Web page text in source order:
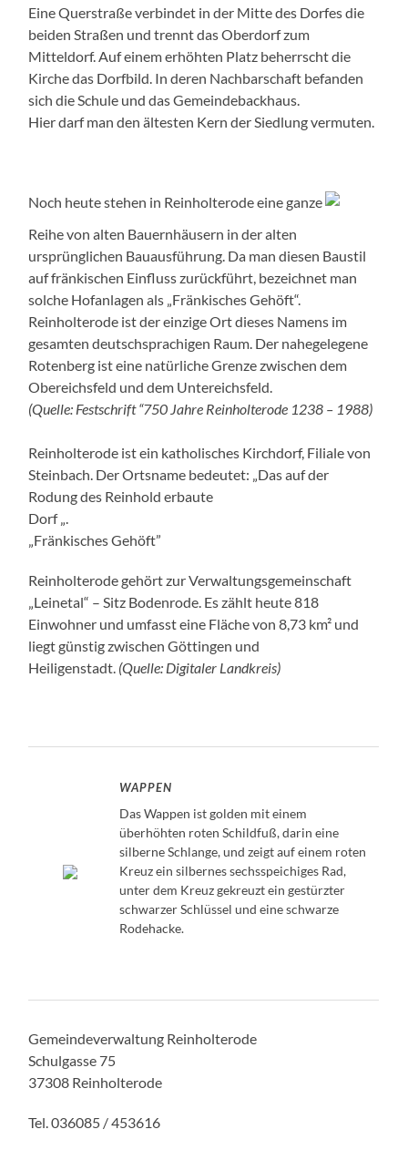
Eine Querstraße verbindet in der Mitte des Dorfes die
beiden Straßen und trennt das Oberdorf zum
Mitteldorf. Auf einem erhöhten Platz beherrscht die
Kirche das Dorfbild. In deren Nachbarschaft befanden
sich die Schule und das Gemeindebackhaus.
Hier darf man den ältesten Kern der Siedlung vermuten.
Noch heute stehen in Reinholterode eine ganze
Reihe von alten Bauernhäusern in der alten
ursprünglichen Bauausführung. Da man diesen Baustil
auf fränkischen Einfluss zurückführt, bezeichnet man
solche Hofanlagen als „Fränkisches Gehöft“.
Reinholterode ist der einzige Ort dieses Namens im
gesamten deutschsprachigen Raum. Der nahegelegene
Rotenberg ist eine natürliche Grenze zwischen dem
Obereichsfeld und dem Untereichsfeld.
(Quelle: Festschrift “750 Jahre Reinholterode 1238 – 1988)
Reinholterode ist ein katholisches Kirchdorf, Filiale von
Steinbach. Der Ortsname bedeutet: „Das auf der
Rodung des Reinhold erbaute
Dorf „.
„Fränkisches Gehöft”
Reinholterode gehört zur Verwaltungsgemeinschaft
„Leinetal“ – Sitz Bodenrode. Es zählt heute 818
Einwohner und umfasst eine Fläche von 8,73 km² und
liegt günstig zwischen Göttingen und
Heiligenstadt. (Quelle: Digitaler Landkreis)
WAPPEN
Das Wappen ist golden mit einem
überhöhten roten Schildfuß, darin eine
silberne Schlange, und zeigt auf einem roten
Kreuz ein silbernes sechsspeichiges Rad,
unter dem Kreuz gekreuzt ein gestürzter
schwarzer Schlüssel und eine schwarze
Rodehacke.
Gemeindeverwaltung Reinholterode
Schulgasse 75
37308 Reinholterode
Tel. 036085 / 453616